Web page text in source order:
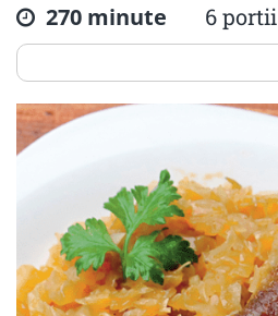
270 minute 6 portii